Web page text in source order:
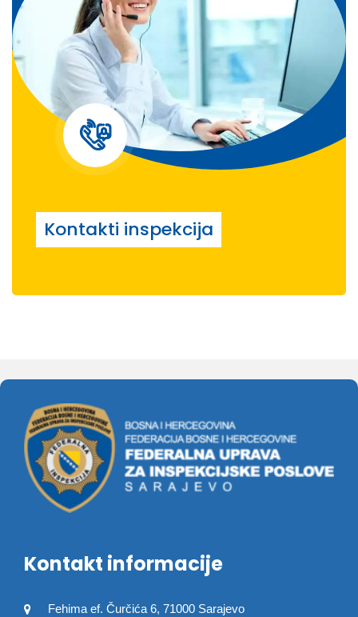
Kontakti inspekcija
Kontakt informacije
Fehima ef. Čurčića 6, 71000 Sarajevo